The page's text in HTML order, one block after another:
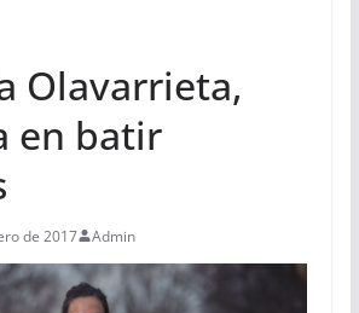
Olavarrieta,
en batir
de 2017 Admin